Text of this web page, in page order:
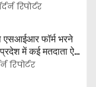
रिपोर्टर
फॉर्म भरने
में कई मतदाता ऐसे
दोनों जगह
रिपोर्टर